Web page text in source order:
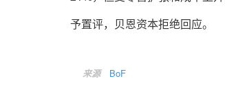
予置评，贝恩资本拒绝回应。
来源 BoF